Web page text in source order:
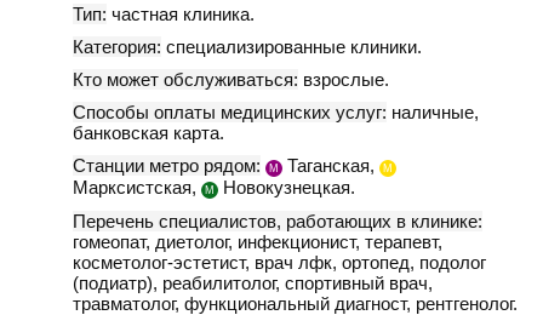
Тип: частная клиника.
Категория: специализированные клиники.
Кто может обслуживаться: взрослые.
Способы оплаты медицинских услуг: наличные,
банковская карта.
Станции метро рядом:
М Таганская, М
Марксистская, М
Новокузнецкая.
Перечень специалистов, работающих в клинике:
гомеопат, диетолог, инфекционист, терапевт,
косметолог-эстетист, врач лфк, ортопед, подолог
(подиатр), реабилитолог, спортивный врач,
травматолог, функциональный диагност, рентгенолог.